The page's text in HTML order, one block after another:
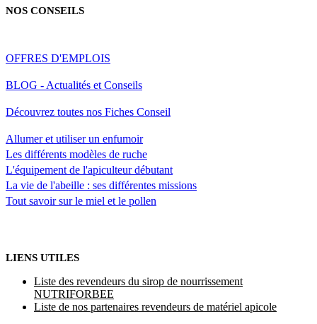
NOS CONSEILS
OFFRES D'EMPLOIS
BLOG - Actualités et Conseils
Découvrez toutes nos Fiches Conseil
Allumer et utiliser un enfumoir
Les différents modèles de ruche
L'équipement de l'apiculteur débutant
La vie de l'abeille : ses différentes missions
Tout savoir sur le miel et le pollen
LIENS UTILES
Liste des revendeurs du sirop de nourrissement
NUTRIFORBEE
Liste de nos partenaires revendeurs de matériel apicole